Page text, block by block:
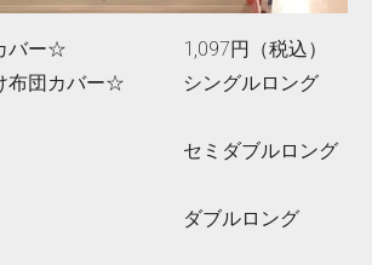
カバー☆ 1,097円（税込）
布団カバー☆ シングルロング
ブルロング
ルロング